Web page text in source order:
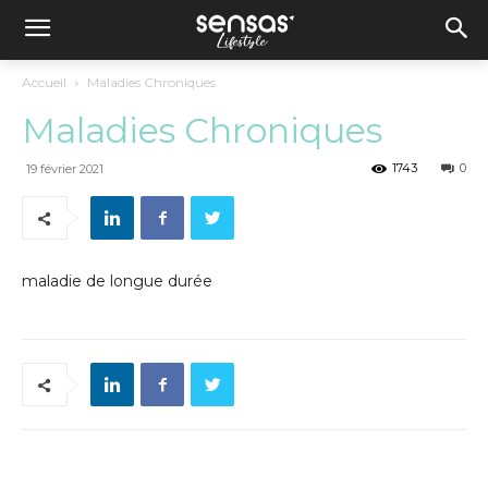
Accueil Maladies Chroniques
Maladies Chroniques
19 février 2021 0
1743
maladie de longue durée